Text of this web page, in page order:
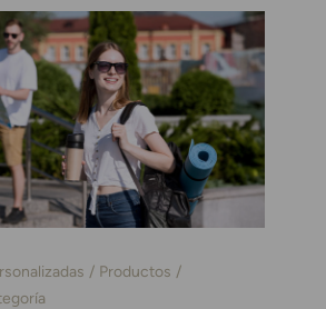
Productos